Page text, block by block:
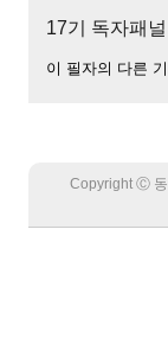
17기 독자패널
이 필자의 다른
Copyright Ⓒ 동